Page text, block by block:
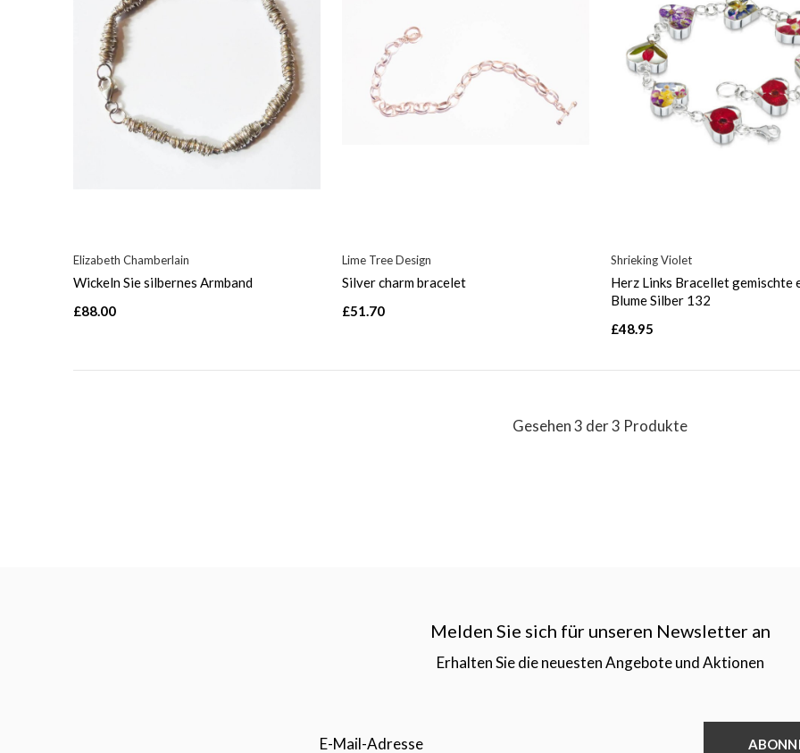
Elizabeth Chamberlain
Wickeln Sie silbernes Armband
£88.00
Lime Tree Design
Silver charm bracelet
£51.70
Shrieking Violet
Herz Links Bracellet gemischte
Blume Silber 132
£48.95
Gesehen 3 der 3 Produkte
Melden Sie sich für unseren Newsletter an
Erhalten Sie die neuesten Angebote und Aktionen